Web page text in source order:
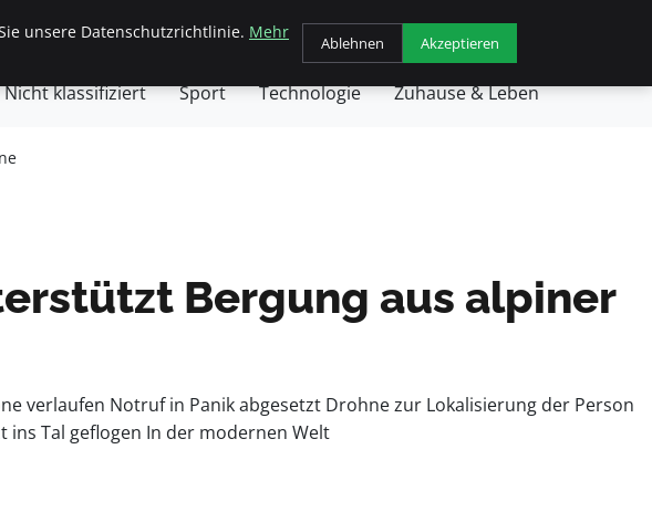
/ Mode Geschäft Gesundheit Haustiere Kochen
Nicht klassifiziert Sport Technologie Zuhause & Leben
Bergung aus alpiner
verlaufen Notruf in Panik abgesetzt Drohne zur Lokalisierung der Person
Tal geflogen In der modernen Welt
unsere Datenschutzrichtlinie. Mehr
Ablehnen Akzeptieren